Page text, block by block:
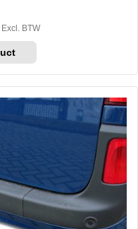
Prijsklasse:
Excl. BTW